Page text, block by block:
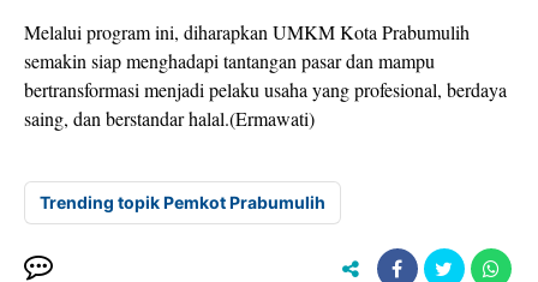
Melalui program ini, diharapkan UMKM Kota Prabumulih
semakin siap menghadapi tantangan pasar dan mampu
bertransformasi menjadi pelaku usaha yang profesional, berdaya
saing, dan berstandar halal.(Ermawati)
Trending topik Pemkot Prabumulih